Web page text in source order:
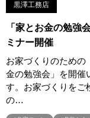
ハッシュタグ
##スウェーデンハウ
##スウェーデンハ
##一斉現場見学会 #
#,ライフプランン
#2026年カレンダー
黒澤工務店
「家とお金の勉強
ミナー開催
お家づくりのための
金の勉強会」を開催
す。お家づくりをご
の…